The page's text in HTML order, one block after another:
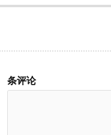
条评论